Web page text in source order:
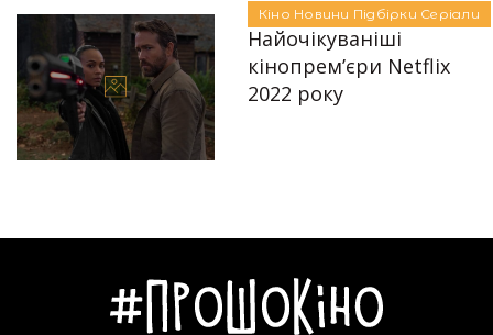
14.02.2022
Кіно Новини Підбірки Серіали
Найочікуваніші
кінопрем’єри Netflix
2022 року